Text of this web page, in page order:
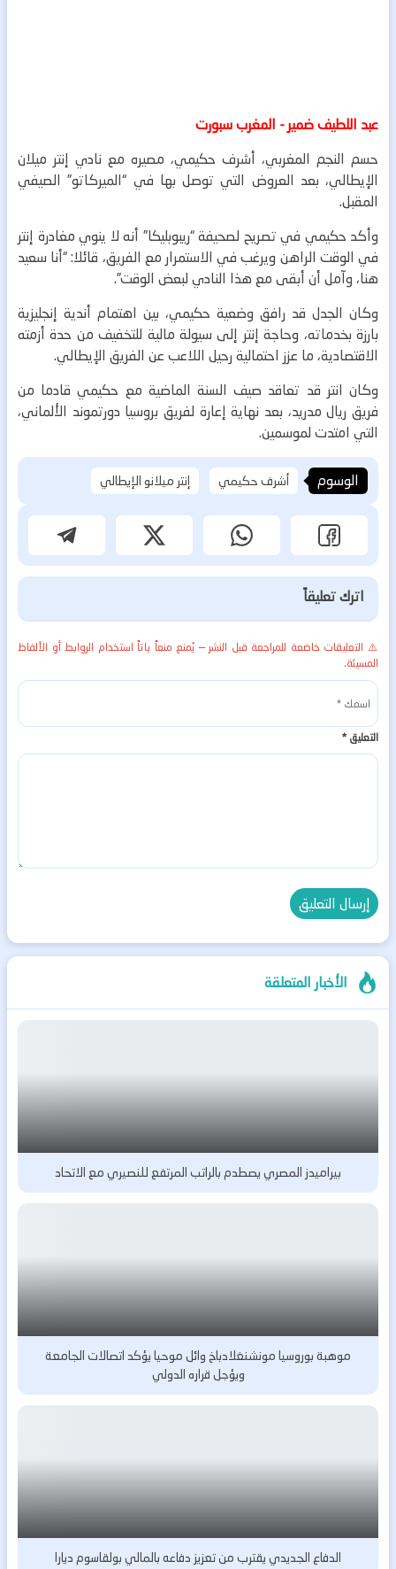
عبد اللطيف ضمير - المغرب سبورت
حسم النجم المغربي، أشرف حكيمي، مصيره مع نادي إنتر ميلان
الإيطالي، بعد العروض التي توصل بها في “الميركاتو” الصيفي
المقبل.
وأكد حكيمي في تصريح لصحيفة “ريبوبليكا” أنه لا ينوي مغادرة إنتر
في الوقت الراهن ويرغب في الاستمرار مع الفريق، قائلا: “أنا سعيد
هنا، وآمل أن أبقى مع هذا النادي لبعض الوقت”.
وكان الجدل قد رافق وضعية حكيمي، بين اهتمام أندية إنجليزية
بارزة بخدماته، وحاجة إنتر إلى سيولة مالية للتخفيف من حدة أزمته
الاقتصادية، ما عزز احتمالية رحيل اللاعب عن الفريق الإيطالي.
وكان انتر قد تعاقد صيف السنة الماضية مع حكيمي قادما من
فريق ريال مدريد، بعد نهاية إعارة لفريق بروسيا دورتموند الألماني،
التي امتدت لموسمين.
الوسوم أشرف حكيمي إنتر ميلانو الإيطالي
اترك تعليقاً
⚠️ التعليقات خاضعة للمراجعة قبل النشر — يُمنع منعاً باتاً استخدام الروابط أو الألفاظ
المسيئة.
التعليق*
الأخبار المتعلقة
بيراميدز المصري يصطدم بالراتب المرتفع للنصيري مع الاتحاد
موهبة بوروسيا مونشنغلادباخ وائل موحيا يؤكد اتصالات الجامعة
ويؤجل قراره الدولي
الدفاع الجديدي يقترب من تعزيز دفاعه بالمالي بولقاسوم ديارا